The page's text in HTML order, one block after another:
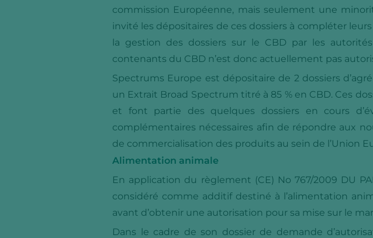
commission Européenne, mais seulement une
invité les dépositaires de ces dossiers à compléter
la gestion des dossiers sur le CBD par les
contenants du CBD n’est donc actuellement pas
Spectrums Europe est dépositaire de 2 dossiers
un Extrait Broad Spectrum titré à 85 % en CBD. Ces
et font partie des quelques dossiers en cours
complémentaires nécessaires afin de répondre aux
de commercialisation des produits au sein de l’Union
Alimentation animale
En application du règlement (CE) No 767/2009 DU
considéré comme additif destiné à l’alimentation
avant d’obtenir une autorisation pour sa mise sur le
Dans le cadre de son dossier de demande